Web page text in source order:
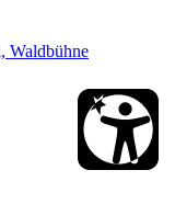
Waldbühne